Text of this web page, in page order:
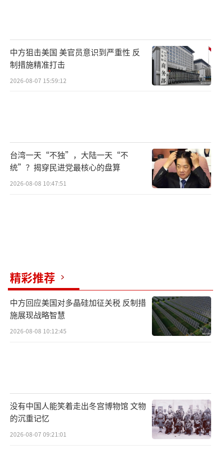
中方狙击美国 美官员意识到严重性 反
制措施精准打击
2026-08-07 15:59:12
台湾一天“不独”，大陆一天“不
统”？揭穿民进党最核心的盘算
2026-08-08 10:47:51
精彩推荐
中方回应美国对多晶硅加征关税 反制措
施展现战略智慧
2026-08-08 10:12:45
没有中国人能笑着走出冬宫博物馆 文物
的沉重记忆
2026-08-07 09:21:01